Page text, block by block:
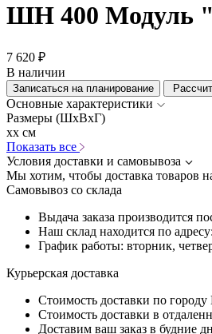
ШН 400 Модуль
7 620 ₽
В наличии
Записаться на планирование
Основные характеристики
Размеры (ШхВхГ)
xx см
Показать все
Условия доставки и самовывоза
Мы хотим, чтобы доставка товаров
Самовывоз со склада
Выдача заказа производится
Наш склад находится по
График работы: вторник,
Курьерская доставка
Стоимость доставки по
Стоимость доставки в
Доставим ваш заказ в будние